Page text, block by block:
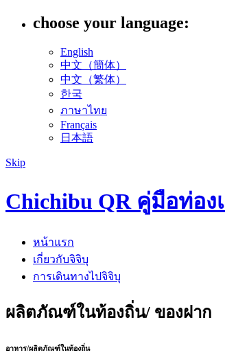
choose your language:
English
中文（簡体）
中文（繁体）
한국
ภาษาไทย
Français
日本語
Skip
Chichibu QR คู่มือท่อง
หน้าแรก
เกี่ยวกับจิจิบุ
การเดินทางไปจิจิบุ
ผลิตภัณฑ์ในท้องถิ่น/ ของฝาก
อาหาร/ผลิตภัณฑ์ในท้องถิ่น